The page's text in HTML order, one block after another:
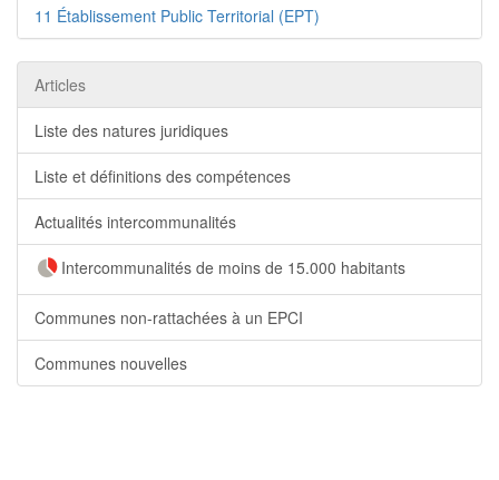
11 Établissement Public Territorial (EPT)
Articles
Liste des natures juridiques
Liste et définitions des compétences
Actualités intercommunalités
Intercommunalités de moins de 15.000 habitants
Communes non-rattachées à un EPCI
Communes nouvelles